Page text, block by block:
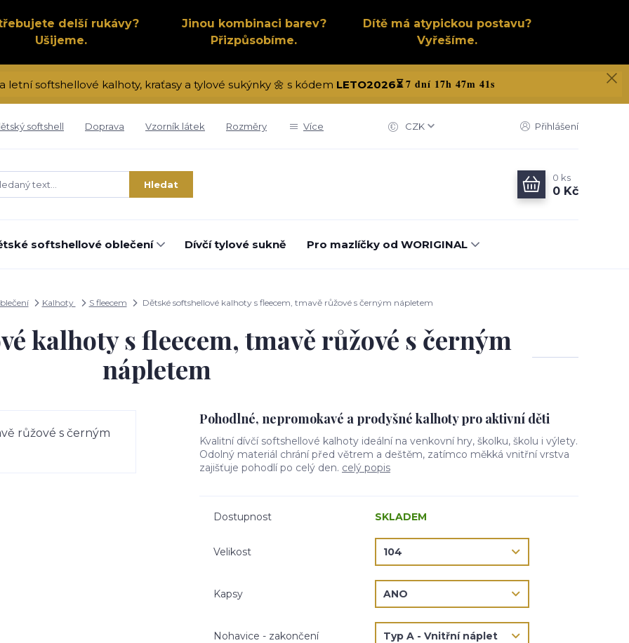
delší rukávy?
Ušijeme.
Jinou kombinaci barev?
Přizpůsobíme.
Dítě má atypickou postavu?
Vyřešíme.
letní softshellové kalhoty, kraťasy a tylové sukýnky 🌼 s kódem LETO2026⏳7 dní 17h 47m 40s
softshell Doprava Vzorník látek Rozměry Více CZK Přihlášení
Hledat
0 ks
0 Kč
softshellové oblečení Dívčí tylové sukně Pro mazlíčky od WORIGINAL
Kalhoty S fleecem Dětské softshellové kalhoty s fleecem, tmavě růžové s černým nápletem
kalhoty s fleecem, tmavě růžové s černým
nápletem
Pohodlné, nepromokavé a prodyšné kalhoty pro aktivní děti
Kvalitní dívčí softshellové kalhoty ideální na venkovní hry, školku, školu i výlety.
Odolný materiál chrání před větrem a deštěm, zatímco měkká vnitřní vrstva
zajišťuje pohodlí po celý den. celý popis
Dostupnost SKLADEM
Velikost
Kapsy
Nohavice - zakončení